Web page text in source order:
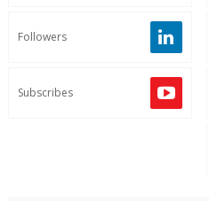
Followers
Subscribes